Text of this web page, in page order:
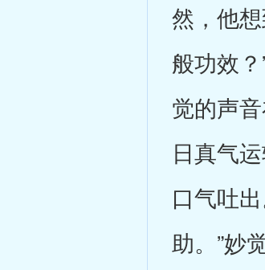
然，他
般功效
觉的声
日真气
口气吐
助。”妙